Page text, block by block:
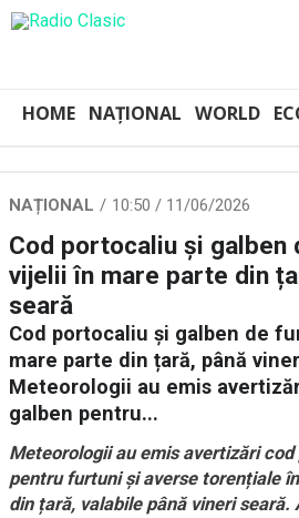
HOME NAȚIONAL WORLD
NAȚIONAL 10:50 / 11/06/2026
Cod portocaliu și galben
vijelii în mare parte din
seară
Cod portocaliu și galben de
mare parte din țară, până
Meteorologii au emis
galben pentru...
Meteorologii au emis avertizări
pentru furtuni și averse torențiale
din țară, valabile până vineri